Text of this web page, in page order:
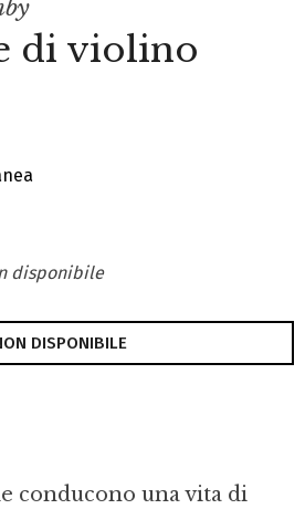
di violino
disponibile
DISPONIBILE
conducono una vita di